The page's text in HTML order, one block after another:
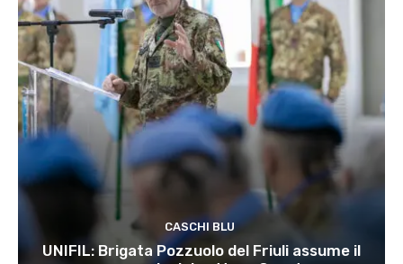
CASCHI BLU
UNIFIL: Brigata Pozzuolo del Friuli assume il